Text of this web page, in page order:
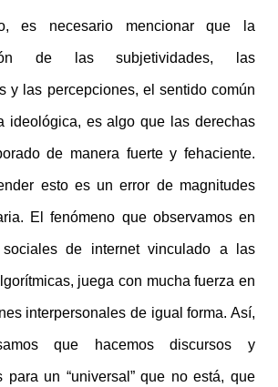
es necesario mencionar que la
de las subjetividades, las
y las percepciones, el sentido común
ideológica, es algo que las derechas
de manera fuerte y fehaciente.
esto es un error de magnitudes
El fenómeno que observamos en
sociales de internet vinculado a las
juega con mucha fuerza en
interpersonales de igual forma. Así,
que hacemos discursos y
para un “universal” que no está, que